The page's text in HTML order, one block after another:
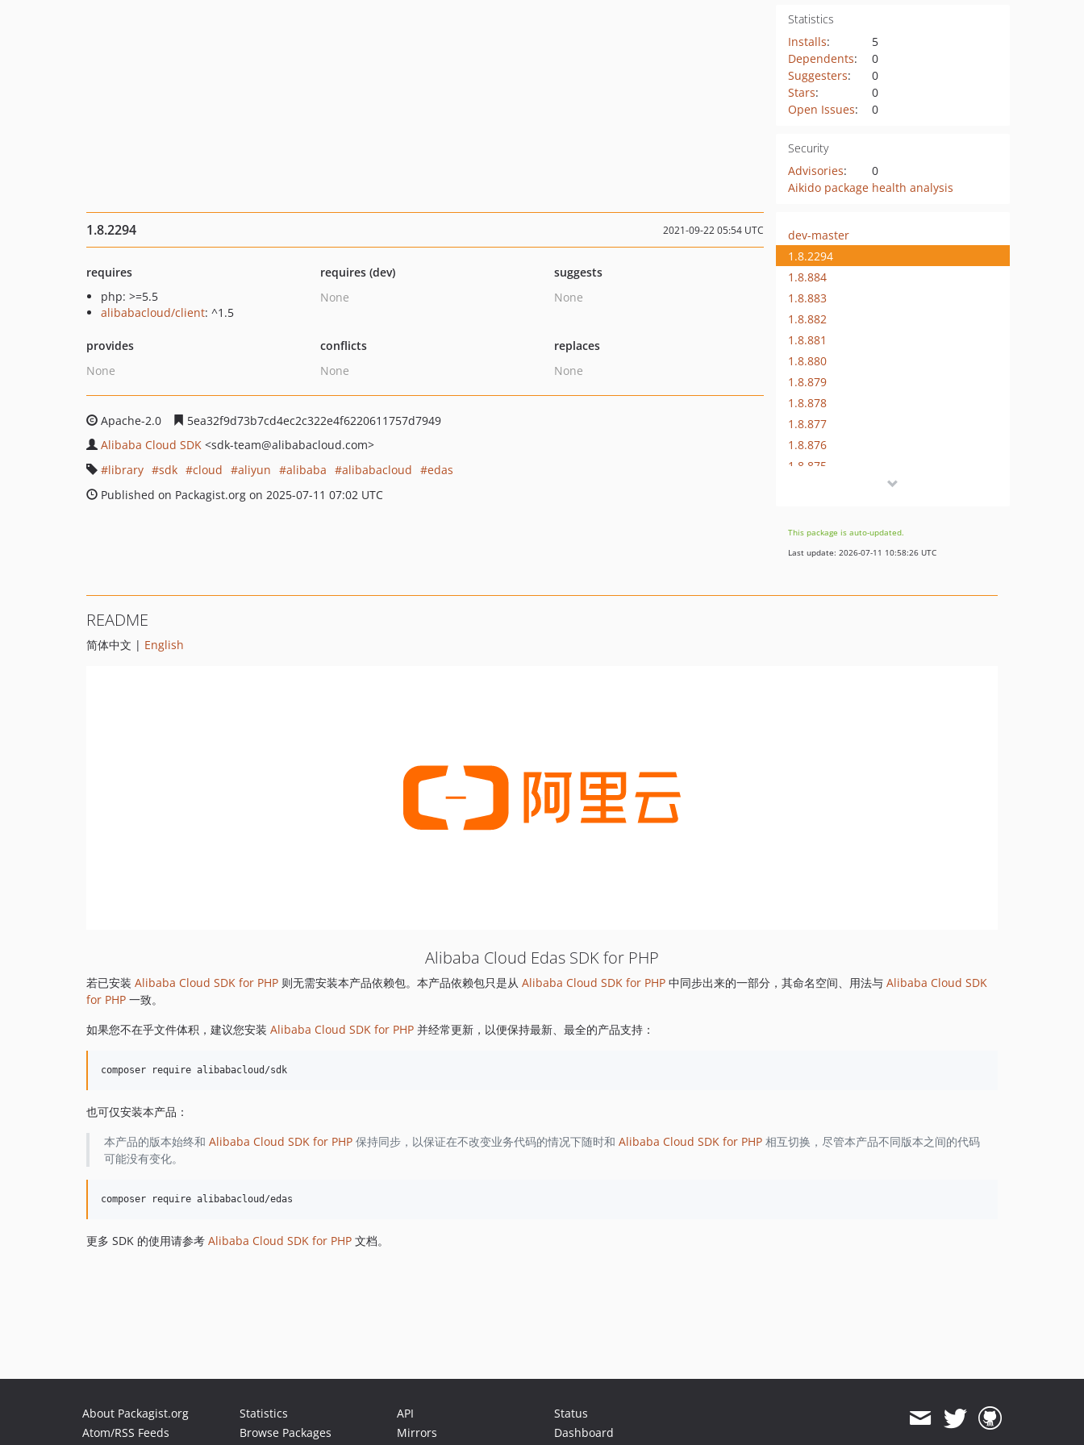
Statistics
Installs:
5
Dependents:
0
Suggesters:
0
Stars:
0
Open Issues: 0
Security
Advisories:
0
Aikido package health analysis
1.8.2294 2021-09-22 05:54 UTC
requires
php: >=5.5
alibabacloud/client: ^1.5
requires (dev)
None
suggests
None
provides
None
conflicts
None
replaces
None
Apache-2.0
5ea32f9d73b7cd4ec2c322e4f6220611757d7949
Alibaba Cloud SDK <sdk-team@alibabacloud.com>
library
sdk cloud aliyun alibaba alibabacloud
edas
Published on Packagist.org on 2025-07-11 07:02 UTC
dev-master
1.8.2294
1.8.884
1.8.883
1.8.882
1.8.881
1.8.880
1.8.879
1.8.878
1.8.877
1.8.876
1.8.875
1.8.872
1.8.869
1.8.830
1.8.821
This package is auto-updated.
Last update: 2026-07-11 10:58:26 UTC
README
简体中文 | English
Alibaba Cloud Edas SDK for PHP
若已安装 Alibaba Cloud SDK for PHP 则无需安装本产品依赖包。本产品依赖包只是从 Alibaba Cloud SDK for PHP 中同步出来的一部分，其命名空间、用法与 Alibaba Cloud SDK
for PHP 一致。
如果您不在乎文件体积，建议您安装 Alibaba Cloud SDK for PHP 并经常更新，以便保持最新、最全的产品支持：
也可仅安装本产品：
本产品的版本始终和 Alibaba Cloud SDK for PHP保持同步，以保证在不改变业务代码的情况下随时和 Alibaba Cloud SDK for PHP相互切换，尽管本产品不同版本之间的代码
可能没有变化。
更多 SDK 的使用请参考 Alibaba Cloud SDK for PHP 文档。
About Packagist.org
Atom/RSS Feeds
Statistics
Browse Packages
API
Mirrors
Status
Dashboard